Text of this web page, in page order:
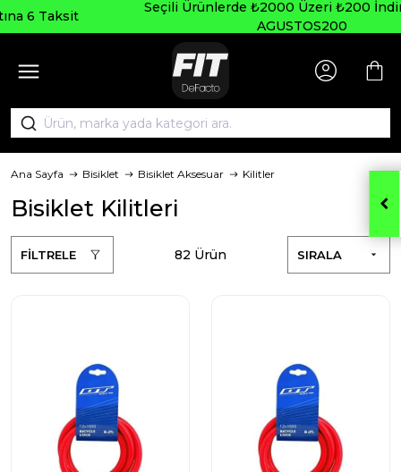
Seçili Ürünlerde ₺2000 Üzeri ₺200 İndirim Kodu:
Ana Sayfa Bisiklet Bisiklet Aksesuar Kilitler
Bisiklet Kilitleri
FİLTRELE SIRALA
82 Ürün